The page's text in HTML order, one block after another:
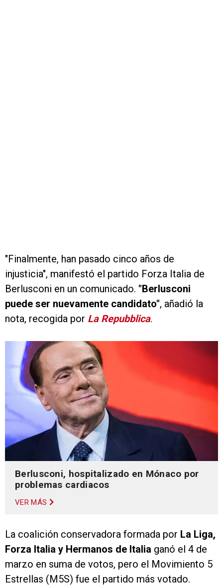
"Finalmente, han pasado cinco años de
injusticia", manifestó el partido Forza Italia de
Berlusconi en un comunicado. "Berlusconi
puede ser nuevamente candidato", añadió la
nota, recogida por La Repubblica.
Berlusconi, hospitalizado en Mónaco por
problemas cardiacos
VER MÁS
La coalición conservadora formada por La Liga,
Forza Italia y Hermanos de Italia ganó el 4 de
marzo en suma de votos, pero el Movimiento 5
Estrellas (M5S) fue el partido más votado.